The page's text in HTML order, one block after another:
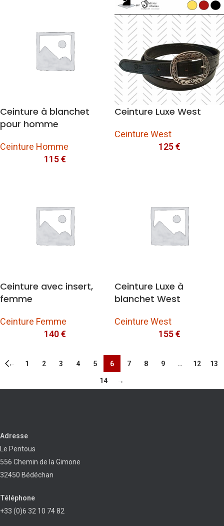
Ceinture à blanchet
pour homme
Ceinture Homme
115€
Ceinture Luxe West
Ceinture West
125€
Ceinture avec insert,
femme
Ceinture Femme
140€
Ceinture Luxe à
blanchet West
Ceinture West
155€
← 1 2 3 4 5 6 7 8 9 … 12 13
14 →
Adresse
Le Pentous
556 Chemin de la Gimone
32450 Bédéchan
Téléphone
+33 (0)6 32 10 74 82